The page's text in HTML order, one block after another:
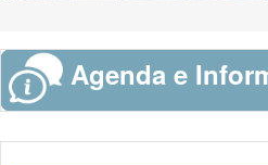
Agenda e